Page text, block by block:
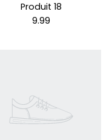
Produit 18
9.99